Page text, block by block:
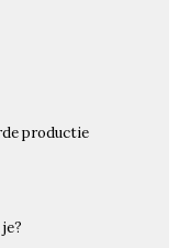
productie